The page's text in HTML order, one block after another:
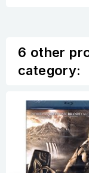
6 other
category: